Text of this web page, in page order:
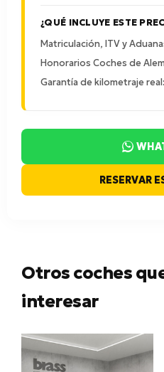
¿QUÉ INCLUYE ESTE
Matriculación, ITV y
Honorarios Coches de
Garantía de kilometraje real:
RESERVAR
Otros coches
interesar